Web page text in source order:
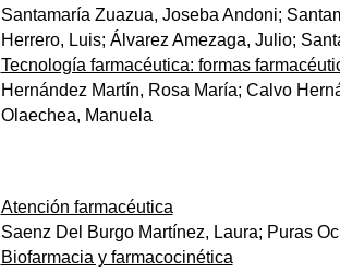
Santamaría Zuazua, Joseba Andoni;
Herrero, Luis; Álvarez Amezaga, Julio;
Tecnología farmacéutica: formas
Hernández Martín, Rosa María; Calvo
Olaechea, Manuela
Atención farmacéutica
Saenz Del Burgo Martínez, Laura; Puras
Biofarmacia y farmacocinética